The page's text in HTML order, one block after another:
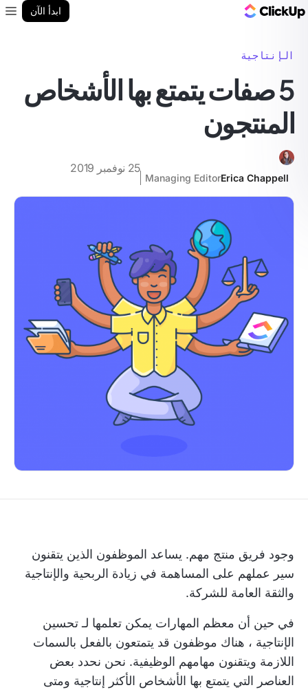
ابدأ الآن
الإنتاجية
5 صفات يتمتع بها الأشخاص
المنتجون
Erica Chappell
Managing Editor
25 نوفمبر 2019
وجود فريق منتج مهم. يساعد الموظفون الذين يتقنون
سير عملهم على المساهمة في زيادة الربحية والإنتاجية
والثقة العامة للشركة.
في حين أن معظم المهارات يمكن تعلمها لـ تحسين
الإنتاجية ، هناك موظفون قد يتمتعون بالفعل بالسمات
اللازمة ويتقنون مهامهم الوظيفية. نحن نحدد بعض
العناصر التي يتمتع بها الأشخاص الأكثر إنتاجية ومتى